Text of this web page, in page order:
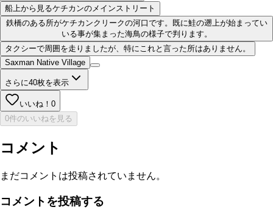
船上から見るケチカンのメインストリート
鉄橋のある所がケチカンクリークの河口です。既に鮭の遡上が始まってい
いる事が集まった海鳥の様子で判ります。
タクシーで周囲を走りましたが、特にこれと言った所はありません。
Saxman Native Village
さらに40枚を表示
いいね！ 0
0件のいいねを見る
コメント
まだコメントは投稿されていません。
コメントを投稿する